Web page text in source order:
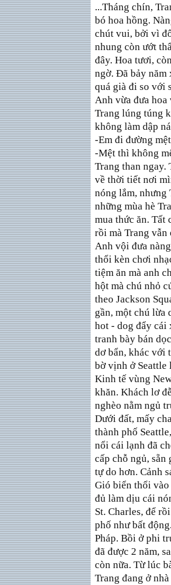
...Tháng chín,
bó hoa hồng.
chút vui, bởi vì
nhung còn ướt
đây. Hoa tươi,
ngờ. Đã bảy năm
quá già đi so với
Anh vừa đưa hoa
Trang lúng túng
không làm dập
-Em đi đường
-Mệt thì không
Trang than
về thời tiết nơi
nóng lắm, nhưng
những mùa hè
mua thức ăn. Tất
rồi mà Trang vẫn
Anh vội đưa
thổi kèn chơi
tiệm ăn mà anh
hột mà chú nhỏ
theo Jackson
gần, một chú lừa
hot - dog đẩy cái
tranh bày bán
dơ bẩn, khác với
bờ vịnh ở Seattle
Kinh tế vùng
khăn. Khách lơ
nghèo nằm ngủ
Dưới đất, mấy
thành phố
nổi cái lạnh đã
cấp chỗ ngủ, sẵn
tự do hơn. Cảnh
Gió biển thổi vào
đủ làm dịu cái
St. Charles, để
phố như bất
Pháp. Bồi ở phi
đã được 2 năm,
còn nữa. Từ lúc
Trang đang ở